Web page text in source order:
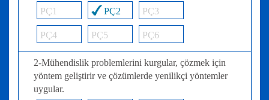
PÇ1
PÇ2 PÇ3
PÇ4 PÇ5 PÇ6
2-Mühendislik problemlerini kurgular, çözmek için
yöntem geliştirir ve çözümlerde yenilikçi yöntemler
uygular.